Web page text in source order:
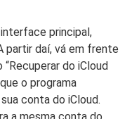
principal,
partir daí, vá em frente
do iCloud
o programa
conta do iCloud.